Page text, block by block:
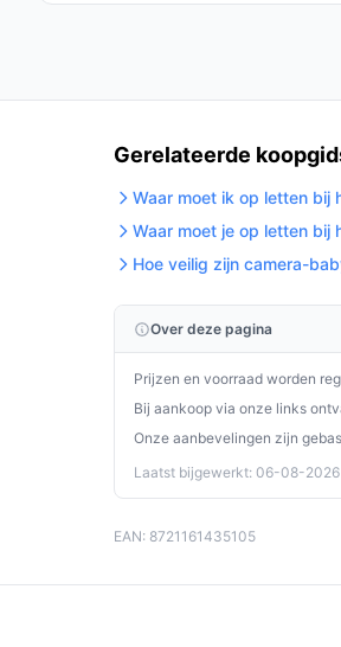
terugspreekfunctie en de
wat perfect past bij jouw
Gerelateerde
Waar moet ik op letten bij
Waar moet je op letten bij
Hoe veilig zijn camera-
Over deze pagina
Prijzen en voorraad worden
Bij aankoop via onze links
Onze aanbevelingen zijn
Laatst bijgewerkt: 06-08-2026
EAN: 8721161435105